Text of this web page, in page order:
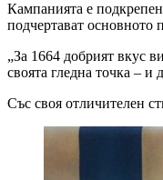
Кампанията е
подчертават основното
„За 1664 добрият вкус
своята гледна точка – и
Със своя отличителен